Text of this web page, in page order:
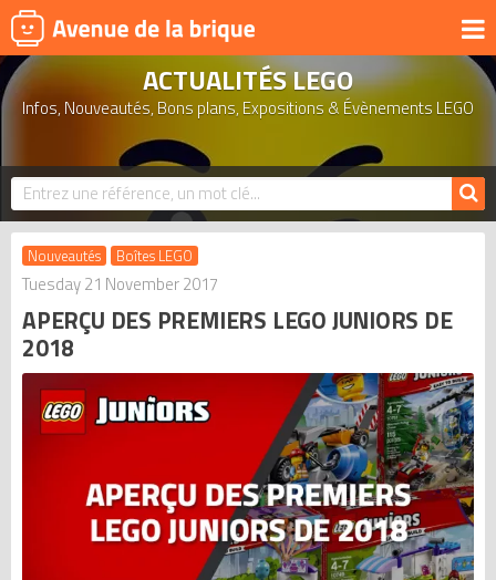
UNIVERS
PRODUITS DÉRIVÉS
NOUVEAUTÉS
LEGO 2026
BONS PLANS
ACTUALITÉS
ASSOCIATIONS DE FANS
LEGO LES PLUS CHERS
DERNIERS LEGO AJOUTÉS
ACTUALITÉS LEGO
Infos, Nouveautés, Bons plans, Expositions & Évènements LEGO
Nouveautés Boîtes LEGO
Tuesday 21 November 2017
APERÇU DES PREMIERS LEGO JUNIORS DE
2018